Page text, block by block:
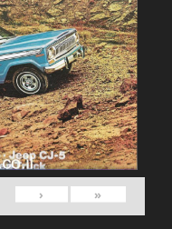
«
‹